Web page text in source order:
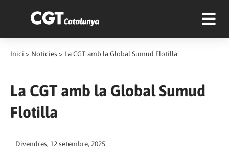
Inici > Notícies > La CGT amb la Global Sumud Flotilla
La CGT amb la Global Sumud
Flotilla
Divendres, 12 setembre, 2025